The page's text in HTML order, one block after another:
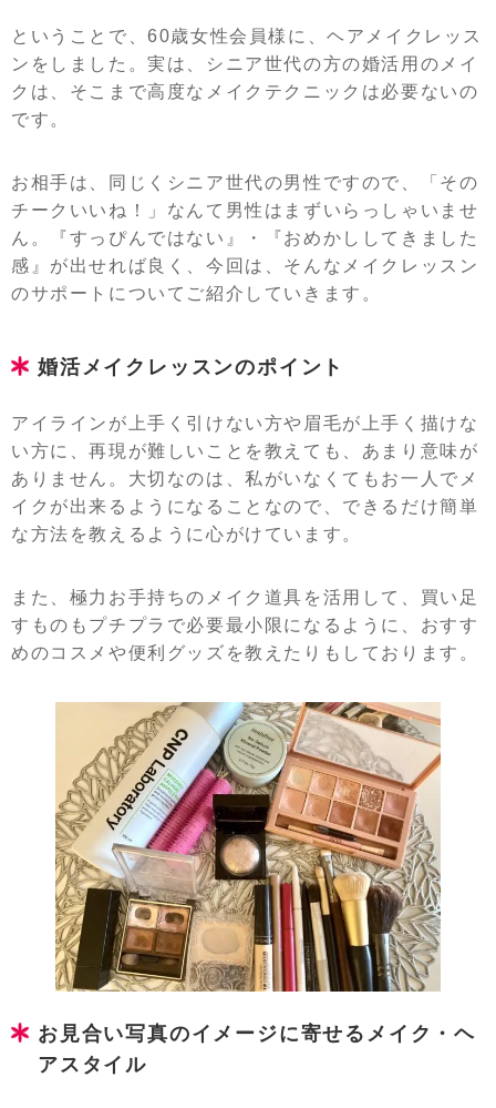
ということで、60歳女性会員様に、ヘアメイクレッス
ンをしました。実は、シニア世代の方の婚活用のメイ
クは、そこまで高度なメイクテクニックは必要ないの
です。
お相手は、同じくシニア世代の男性ですので、「その
チークいいね！」なんて男性はまずいらっしゃいませ
ん。『すっぴんではない』・『おめかししてきました
感』が出せれば良く、今回は、そんなメイクレッスン
のサポートについてご紹介していきます。
婚活メイクレッスンのポイント
アイラインが上手く引けない方や眉毛が上手く描けな
い方に、再現が難しいことを教えても、あまり意味が
ありません。大切なのは、私がいなくてもお一人でメ
イクが出来るようになることなので、できるだけ簡単
な方法を教えるように心がけています。
また、極力お手持ちのメイク道具を活用して、買い足
すものもプチプラで必要最小限になるように、おすす
めのコスメや便利グッズを教えたりもしております。
お見合い写真のイメージに寄せるメイク・ヘ
アスタイル